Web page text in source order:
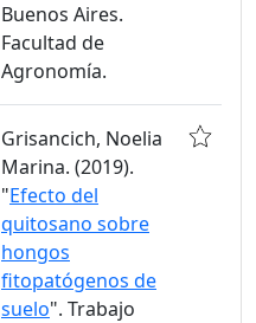
Buenos Aires.
Facultad de
Agronomía.
Grisancich, Noelia
Marina. (2019).
"Efecto del
quitosano sobre
hongos
fitopatógenos de
suelo". Trabajo